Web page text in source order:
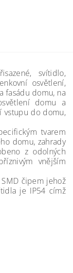
svítidlo,
osvětlení,
fasádu domu, na
domu a
vstupu do domu,
tvarem
domu, zahrady
z odolných
vnějším
čipem jehož
je IP54 címž